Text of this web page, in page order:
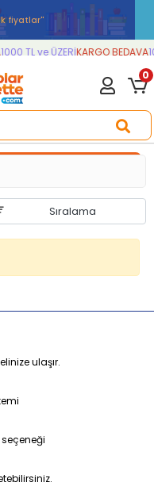
fiyatlar''
TL ve ÜZERİKARGO BEDAVA
0
Sıralama
ulaşır.